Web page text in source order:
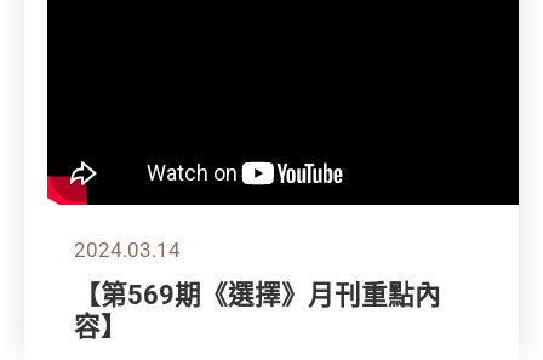
2024.03.14
【第569期《選擇》月刊重點內
容】